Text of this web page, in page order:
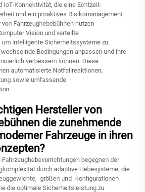
IoT-Konnektivität, die eine Echtzeit-
und ein proaktives Risikomanagement
Fahrzeughebebühnen nutzen
Vision und verteilte
intelligente Sicherheitssysteme zu
Bedingungen anpassen und ihre
verbessern können. Diese
automatisierte Notfallreaktionen,
sowie umfassende
Hersteller von
die zunehmende
Fahrzeuge in ihren
begegnen der
durch adaptive Hebesysteme, die
-größen und -konfigurationen
die optimale Sicherheitsleistung zu